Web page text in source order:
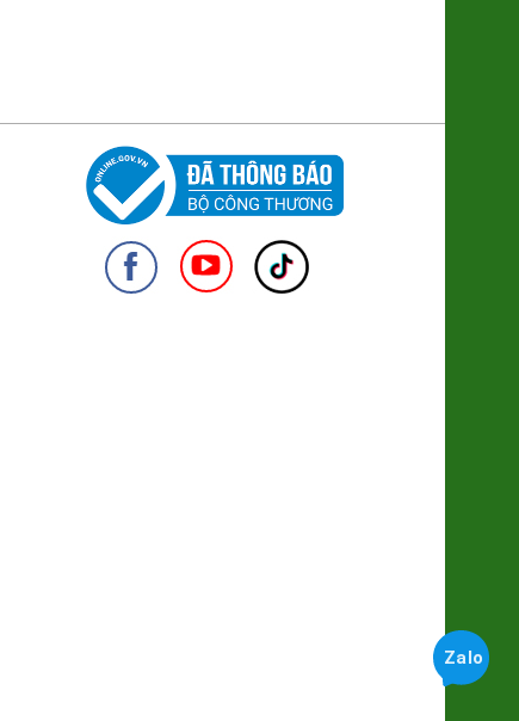
(nhân TC 170g)
94.000đ/Cái